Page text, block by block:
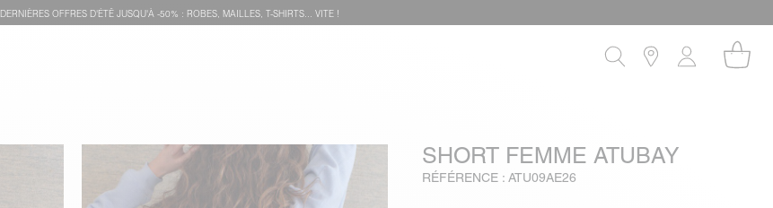
DERNIÈRES OFFRES D'ÉTÊ JUSQU'À -50% : ROBES, MAILLES, T-SHIRTS... VITE !
SHORT FEMME ATUBAY
RÉFÉRENCE : ATU09AE26